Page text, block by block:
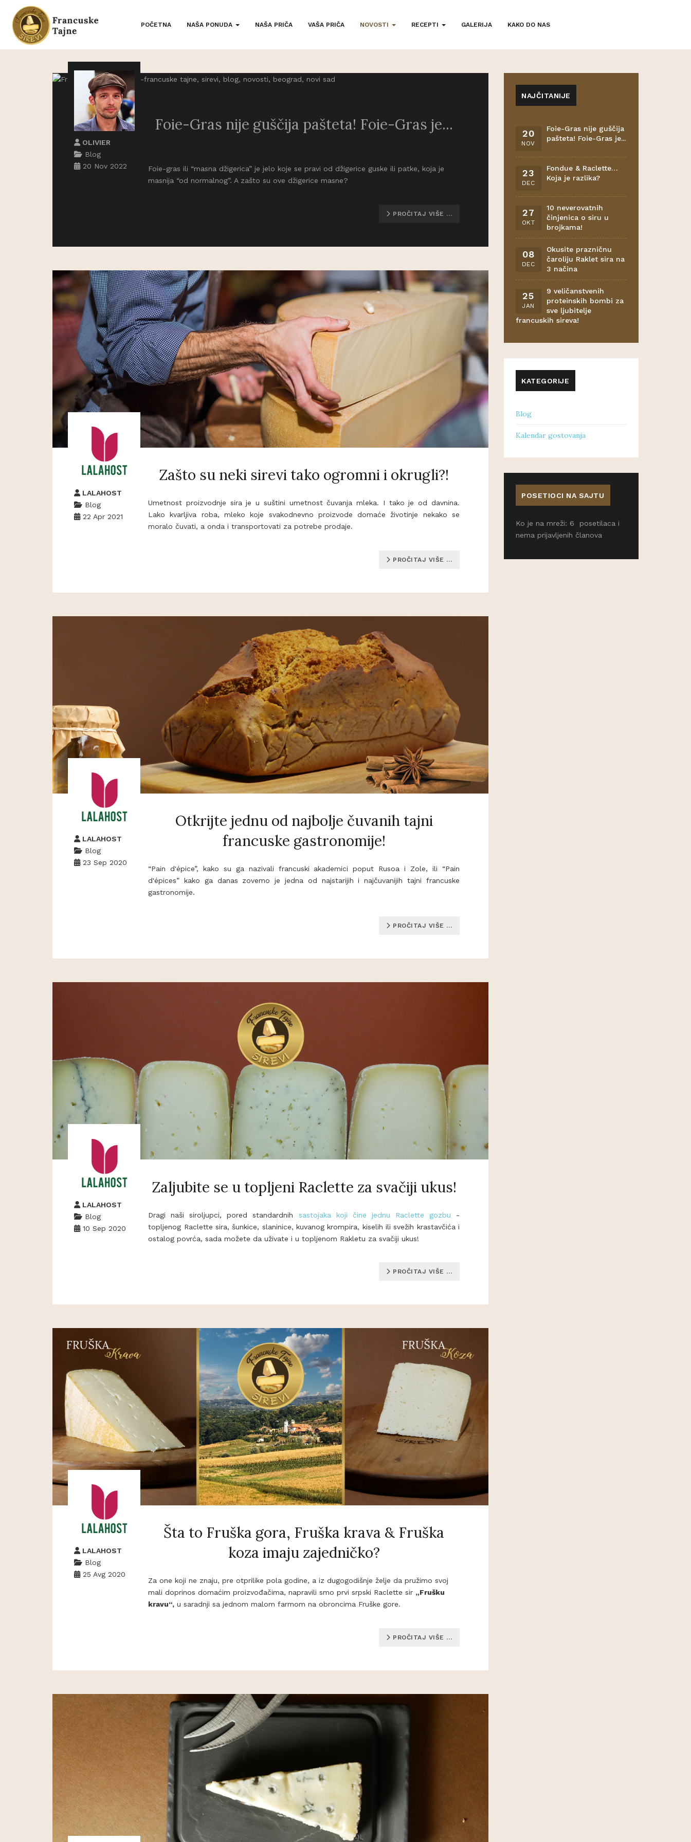
POČETNA NAŠA PONUDA NAŠA PRIČA VAŠA PRIČA NOVOSTI RECEPTI GALERIJA KAKO DO NAS
OLIVIER
Blog
20 Nov 2022
Foie-Gras nije guščija pašteta! Foie-Gras je...
Foie-gras ili “masna džigerica” je jelo koje se pravi od džigerice guske ili patke, koja je
masnija “od normalnog”. A zašto su ove džigerice masne?
PROČITAJ VIŠE …
LALAHOST
Blog
22 Apr 2021
Zašto su neki sirevi tako ogromni i okrugli?!
Umetnost proizvodnje sira je u suštini umetnost čuvanja mleka. I tako je od davnina.
Lako kvarljiva roba, mleko koje svakodnevno proizvode domaće životinje nekako se
moralo čuvati, a onda i transportovati za potrebe prodaje.
PROČITAJ VIŠE …
LALAHOST
Blog
23 Sep 2020
Otkrijte jednu od najbolje čuvanih tajni
francuske gastronomije!
“Pain d'épice”, kako su ga nazivali francuski akademici poput Rusoa i Zole, ili “Pain
d'épices” kako ga danas zovemo je jedna od najstarijih i najčuvanijih tajni francuske
gastronomije.
PROČITAJ VIŠE …
LALAHOST
Blog
10 Sep 2020
Zaljubite se u topljeni Raclette za svačiji ukus!
Dragi naši siroljupci, pored standardnih sastojaka koji čine jednu Raclette gozbu -
topljenog Raclette sira, šunkice, slaninice, kuvanog krompira, kiselih ili svežih krastavčića i
ostalog povrća, sada možete da uživate i u topljenom Rakletu za svačiji ukus!
PROČITAJ VIŠE …
LALAHOST
Blog
25 Avg 2020
Šta to Fruška gora, Fruška krava & Fruška
koza imaju zajedničko?
Za one koji ne znaju, pre otprilike pola godine, a iz dugogodišnje želje da pružimo svoj
mali doprinos domaćim proizvođačima, napravili smo prvi srpski Raclette sir „Frušku
kravu“, u saradnji sa jednom malom farmom na obroncima Fruške gore.
PROČITAJ VIŠE …
NAJČITANIJE
20
NOV
Foie-Gras nije guščija
pašteta! Foie-Gras je...
23
DEC
Fondue & Raclette…
Koja je razlika?
27
OKT
10 neverovatnih
činjenica o siru u
brojkama!
08
DEC
Okusite prazničnu
čaroliju Raklet sira na
3 načina
25
JAN
9 veličanstvenih
proteinskih bombi za
sve ljubitelje
francuskih sireva!
KATEGORIJE
Blog
Kalendar gostovanja
POSETIOCI NA SAJTU
Ko je na mreži: 6 posetilaca i
nema prijavljenih članova